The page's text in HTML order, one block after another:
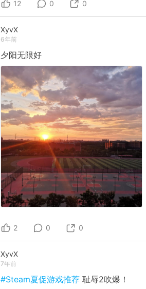
12 0 0
XyvX
6年前
夕阳无限好
2 0 0
XyvX
7年前
#Steam夏促游戏推荐 耻辱2吹爆！